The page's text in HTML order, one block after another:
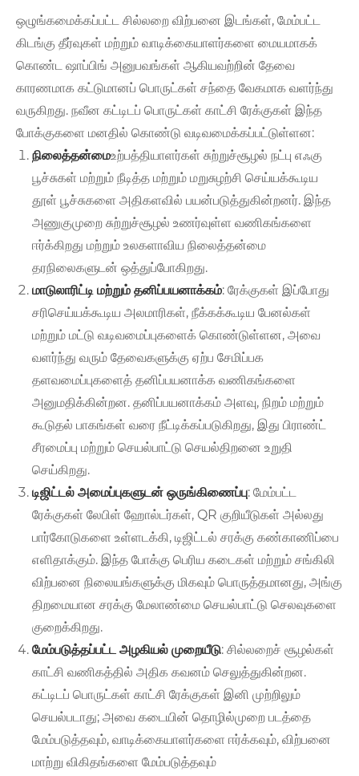
ஒழுங்கமைக்கப்பட்ட சில்லறை விற்பனை இடங்கள், மேம்பட்ட
கிடங்கு தீர்வுகள் மற்றும் வாடிக்கையாளர்களை மையமாகக்
கொண்ட ஷாப்பிங் அனுபவங்கள் ஆகியவற்றின் தேவை
காரணமாக கட்டுமானப் பொருட்கள் சந்தை வேகமாக வளர்ந்து
வருகிறது. நவீன கட்டிடப் பொருட்கள் காட்சி ரேக்குகள் இந்த
போக்குகளை மனதில் கொண்டு வடிவமைக்கப்பட்டுள்ளன:
நிலைத்தன்மைஉற்பத்தியாளர்கள் சுற்றுச்சூழல் நட்பு எஃகு
பூச்சுகள் மற்றும் நீடித்த மற்றும் மறுசுழற்சி செய்யக்கூடிய
தூள் பூச்சுகளை அதிகளவில் பயன்படுத்துகின்றனர். இந்த
அணுகுமுறை சுற்றுச்சூழல் உணர்வுள்ள வணிகங்களை
ஈர்க்கிறது மற்றும் உலகளாவிய நிலைத்தன்மை
தரநிலைகளுடன் ஒத்துப்போகிறது.
மாடுலாரிட்டி மற்றும் தனிப்பயனாக்கம்: ரேக்குகள் இப்போது
சரிசெய்யக்கூடிய அலமாரிகள், நீக்கக்கூடிய பேனல்கள்
மற்றும் மட்டு வடிவமைப்புகளைக் கொண்டுள்ளன, அவை
வளர்ந்து வரும் தேவைகளுக்கு ஏற்ப சேமிப்பக
தளவமைப்புகளைத் தனிப்பயனாக்க வணிகங்களை
அனுமதிக்கின்றன. தனிப்பயனாக்கம் அளவு, நிறம் மற்றும்
கூடுதல் பாகங்கள் வரை நீட்டிக்கப்படுகிறது, இது பிராண்ட்
சீரமைப்பு மற்றும் செயல்பாட்டு செயல்திறனை உறுதி
செய்கிறது.
டிஜிட்டல் அமைப்புகளுடன் ஒருங்கிணைப்பு: மேம்பட்ட
ரேக்குகள் லேபிள் ஹோல்டர்கள், QR குறியீடுகள் அல்லது
பார்கோடுகளை உள்ளடக்கி, டிஜிட்டல் சரக்கு கண்காணிப்பை
எளிதாக்கும். இந்த போக்கு பெரிய கடைகள் மற்றும் சங்கிலி
விற்பனை நிலையங்களுக்கு மிகவும் பொருத்தமானது, அங்கு
திறமையான சரக்கு மேலாண்மை செயல்பாட்டு செலவுகளை
குறைக்கிறது.
மேம்படுத்தப்பட்ட அழகியல் முறையீடு: சில்லறைச் சூழல்கள்
காட்சி வணிகத்தில் அதிக கவனம் செலுத்துகின்றன.
கட்டிடப் பொருட்கள் காட்சி ரேக்குகள் இனி முற்றிலும்
செயல்படாது; அவை கடையின் தொழில்முறை படத்தை
மேம்படுத்தவும், வாடிக்கையாளர்களை ஈர்க்கவும், விற்பனை
மாற்று விகிதங்களை மேம்படுத்தவும்